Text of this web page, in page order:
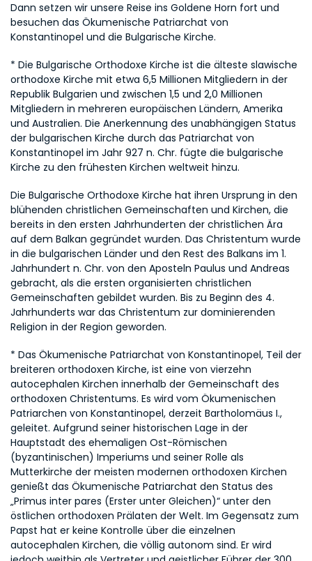
Dann setzen wir unsere Reise ins Goldene Horn fort und
besuchen das Ökumenische Patriarchat von
Konstantinopel und die Bulgarische Kirche.
* Die Bulgarische Orthodoxe Kirche ist die älteste slawische
orthodoxe Kirche mit etwa 6,5 Millionen Mitgliedern in der
Republik Bulgarien und zwischen 1,5 und 2,0 Millionen
Mitgliedern in mehreren europäischen Ländern, Amerika
und Australien. Die Anerkennung des unabhängigen Status
der bulgarischen Kirche durch das Patriarchat von
Konstantinopel im Jahr 927 n. Chr. fügte die bulgarische
Kirche zu den frühesten Kirchen weltweit hinzu.
Die Bulgarische Orthodoxe Kirche hat ihren Ursprung in den
blühenden christlichen Gemeinschaften und Kirchen, die
bereits in den ersten Jahrhunderten der christlichen Ära
auf dem Balkan gegründet wurden. Das Christentum wurde
in die bulgarischen Länder und den Rest des Balkans im 1.
Jahrhundert n. Chr. von den Aposteln Paulus und Andreas
gebracht, als die ersten organisierten christlichen
Gemeinschaften gebildet wurden. Bis zu Beginn des 4.
Jahrhunderts war das Christentum zur dominierenden
Religion in der Region geworden.
* Das Ökumenische Patriarchat von Konstantinopel, Teil der
breiteren orthodoxen Kirche, ist eine von vierzehn
autocephalen Kirchen innerhalb der Gemeinschaft des
orthodoxen Christentums. Es wird vom Ökumenischen
Patriarchen von Konstantinopel, derzeit Bartholomäus I.,
geleitet. Aufgrund seiner historischen Lage in der
Hauptstadt des ehemaligen Ost-Römischen
(byzantinischen) Imperiums und seiner Rolle als
Mutterkirche der meisten modernen orthodoxen Kirchen
genießt das Ökumenische Patriarchat den Status des
„Primus inter pares (Erster unter Gleichen)“ unter den
östlichen orthodoxen Prälaten der Welt. Im Gegensatz zum
Papst hat er keine Kontrolle über die einzelnen
autocephalen Kirchen, die völlig autonom sind. Er wird